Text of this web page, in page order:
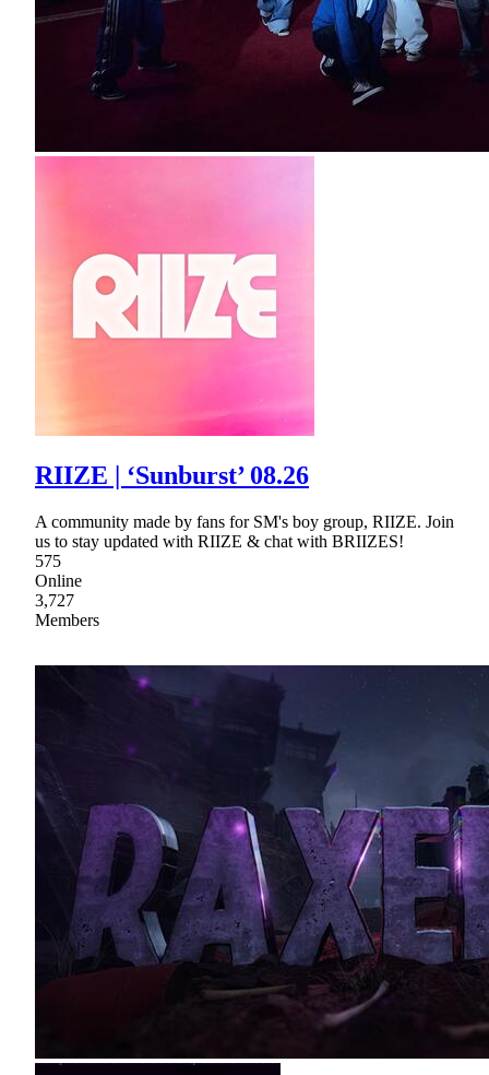
RIIZE | ‘Sunburst’ 08.26
A community made by fans for SM's boy group, RIIZE. Join
us to stay updated with RIIZE & chat with BRIIZES!
575
Online
3,727
Members